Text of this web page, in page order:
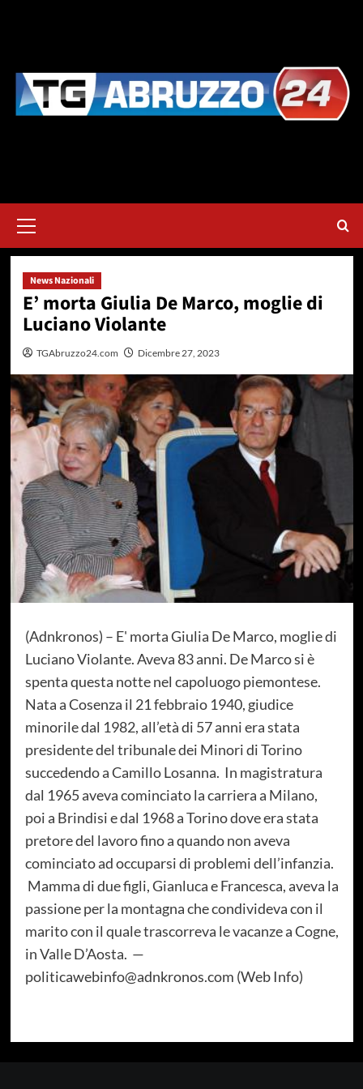
principale
News Nazionali
E’ morta Giulia De Marco, moglie di
Luciano Violante
TGAbruzzo24.com Dicembre 27, 2023
(Adnkronos) – E' morta Giulia De Marco, moglie di
Luciano Violante. Aveva 83 anni. De Marco si è
spenta questa notte nel capoluogo piemontese.
Nata a Cosenza il 21 febbraio 1940, giudice
minorile dal 1982, all’età di 57 anni era stata
presidente del tribunale dei Minori di Torino
succedendo a Camillo Losanna. In magistratura
dal 1965 aveva cominciato la carriera a Milano,
poi a Brindisi e dal 1968 a Torino dove era stata
pretore del lavoro fino a quando non aveva
cominciato ad occuparsi di problemi dell’infanzia.
Mamma di due figli, Gianluca e Francesca, aveva la
passione per la montagna che condivideva con il
marito con il quale trascorreva le vacanze a Cogne,
in Valle D’Aosta. —
politicawebinfo@adnkronos.com (Web Info)